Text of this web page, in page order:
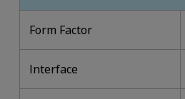
Form Factor
lnterface